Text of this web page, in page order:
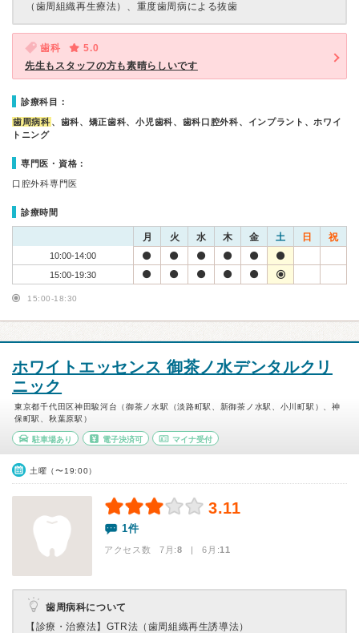
（歯周組織再生療法）、重度歯周病による抜歯
歯科
5.0
先生もスタッフの方も素晴らしいです
診療科目：
歯周病科 、歯科、矯正歯科、小児歯科、歯科口腔外科、インプラント、ホワイ
トニング
専門医・資格：
口腔外科専門医
診療時間
月 火 水 木 金 土 日 祝
10:00-14:00
15:00-19:30
15:00-18:30
ホワイトエッセンス 御茶ノ水デンタルクリ
ニック
東京都千代田区神田駿河台（御茶ノ水駅（淡路町駅、新御茶ノ水駅、小川町駅）、神
保町駅、秋葉原駅）
駐車場あり 電子決済可 マイナ受付
土曜（〜19:00）
3.11
1件
アクセス数 7月:8 | 6月:11
歯周病科について
【診療・治療法】 GTR法（歯周組織再生誘導法）